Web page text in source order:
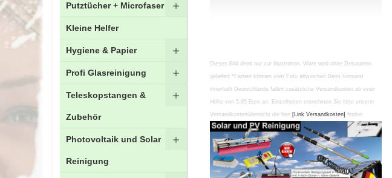
Zum
Anfang
der
Bildgalerie
springen
Dieses Bild dient nur zur Illustration. Ware wird ohne Dekoration
geliefert *Farben können vom Foto abweichen Beim Versand
innerhalb Deutschlands fallen zusätzliche Versandkosten ab einer
Höhe von 5,95 Euro an. Einzelheiten entnehmen Sie bitte unserer
Versandkostenübersicht die hier [Link Versandkosten] finden
Putztücher + Microfaser
Kleine Helfer
Hygiene & Papier
Profi Glasreinigung
Teleskopstangen &
Zubehör
Photovoltaik und Solar
Reinigung